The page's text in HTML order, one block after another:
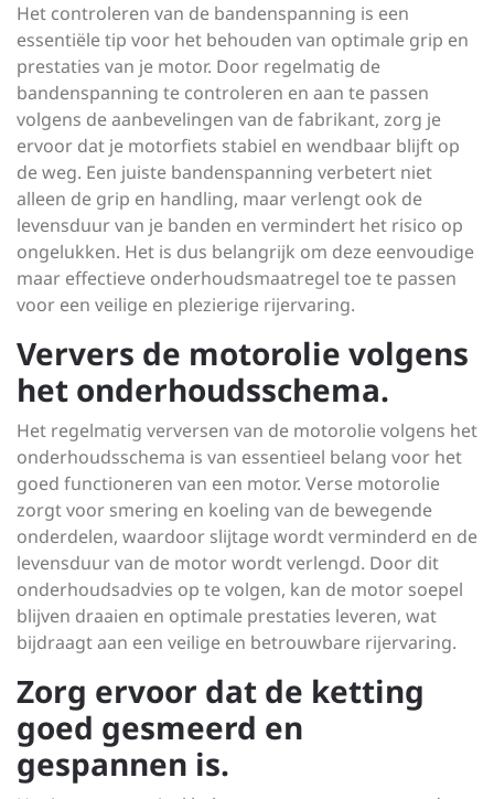
Het controleren van de bandenspanning is een
essentiële tip voor het behouden van optimale grip en
prestaties van je motor. Door regelmatig de
bandenspanning te controleren en aan te passen
volgens de aanbevelingen van de fabrikant, zorg je
ervoor dat je motorfiets stabiel en wendbaar blijft op
de weg. Een juiste bandenspanning verbetert niet
alleen de grip en handling, maar verlengt ook de
levensduur van je banden en vermindert het risico op
ongelukken. Het is dus belangrijk om deze eenvoudige
maar effectieve onderhoudsmaatregel toe te passen
voor een veilige en plezierige rijervaring.
Ververs de motorolie volgens
het onderhoudsschema.
Het regelmatig verversen van de motorolie volgens het
onderhoudsschema is van essentieel belang voor het
goed functioneren van een motor. Verse motorolie
zorgt voor smering en koeling van de bewegende
onderdelen, waardoor slijtage wordt verminderd en de
levensduur van de motor wordt verlengd. Door dit
onderhoudsadvies op te volgen, kan de motor soepel
blijven draaien en optimale prestaties leveren, wat
bijdraagt aan een veilige en betrouwbare rijervaring.
Zorg ervoor dat de ketting
goed gesmeerd en
gespannen is.